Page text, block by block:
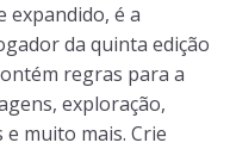
expandido, é a
da quinta edição
regras para a
exploração,
muito mais. Crie